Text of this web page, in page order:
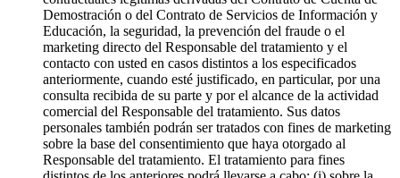
Demostración o del Contrato de Servicios de Información y
Educación, la seguridad, la prevención del fraude o el
marketing directo del Responsable del tratamiento y el
contacto con usted en casos distintos a los especificados
anteriormente, cuando esté justificado, en particular, por una
consulta recibida de su parte y por el alcance de la actividad
comercial del Responsable del tratamiento. Sus datos
personales también podrán ser tratados con fines de marketing
sobre la base del consentimiento que haya otorgado al
Responsable del tratamiento. El tratamiento para fines